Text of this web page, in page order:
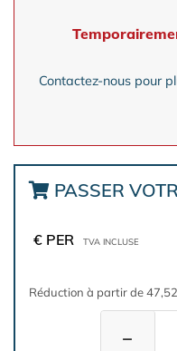
Contactez-nous pour
PASSER
€ PER TVA INCLUSE
Réduction à partir de
−